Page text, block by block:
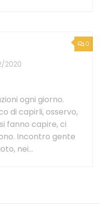
0
2020
ogni giorno.
di capirli, osservo,
fanno capire, ci
Incontro gente
nei...